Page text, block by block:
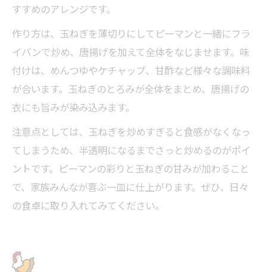
すすめのアレンジです。
作り方は、玉ねぎを薄切りにしてピーマンと一緒にフラ
イパンで炒め、唐揚げを加えて全体をなじませます。味
付けは、めんつゆやケチャップ、甘酢など様々な調味料
が合います。玉ねぎのとろみが全体をまとめ、唐揚げの
衣にも旨みが染み込みます。
注意点としては、玉ねぎを炒めすぎると食感がなくなっ
てしまうため、半透明になるまでさっと炒めるのがポイ
ントです。ピーマンの彩りと玉ねぎの甘みが加わること
で、家族みんなが喜ぶ一皿に仕上がります。ぜひ、日々
の食卓に取り入れてみてください。